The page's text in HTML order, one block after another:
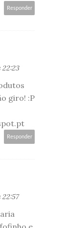
Responder
22:23
giro! :P
Responder